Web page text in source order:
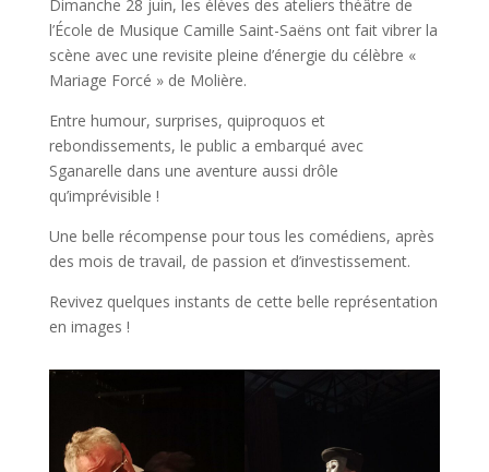
Dimanche 28 juin, les élèves des ateliers théâtre de
l’École de Musique Camille Saint-Saëns ont fait vibrer la
scène avec une revisite pleine d’énergie du célèbre «
Mariage Forcé » de Molière.
Entre humour, surprises, quiproquos et
rebondissements, le public a embarqué avec
Sganarelle dans une aventure aussi drôle
qu’imprévisible !
Une belle récompense pour tous les comédiens, après
des mois de travail, de passion et d’investissement.
Revivez quelques instants de cette belle représentation
en images !